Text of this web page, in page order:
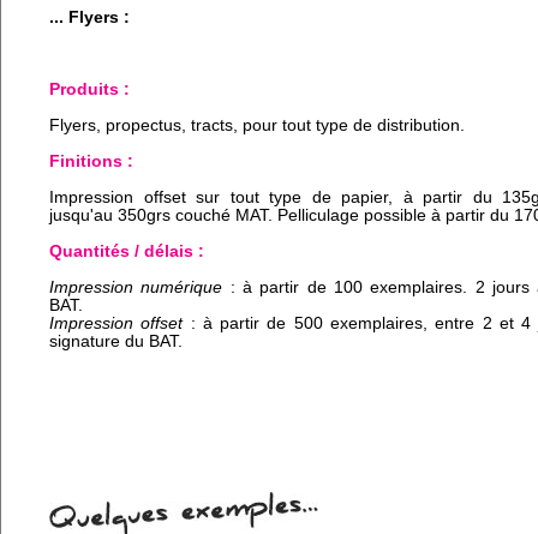
... Flyers :
Produits :
Flyers, propectus, tracts, pour tout type de distribution.
Finitions :
Impression offset sur tout type de papier, à partir du
jusqu'au 350grs couché MAT. Pelliculage possible à partir du
Quantités / délais :
Impression numérique : à partir de 100 exemplaires. 2 jours
BAT.
Impression offset: à partir de 500 exemplaires, entre 2 et 4
signature du BAT.